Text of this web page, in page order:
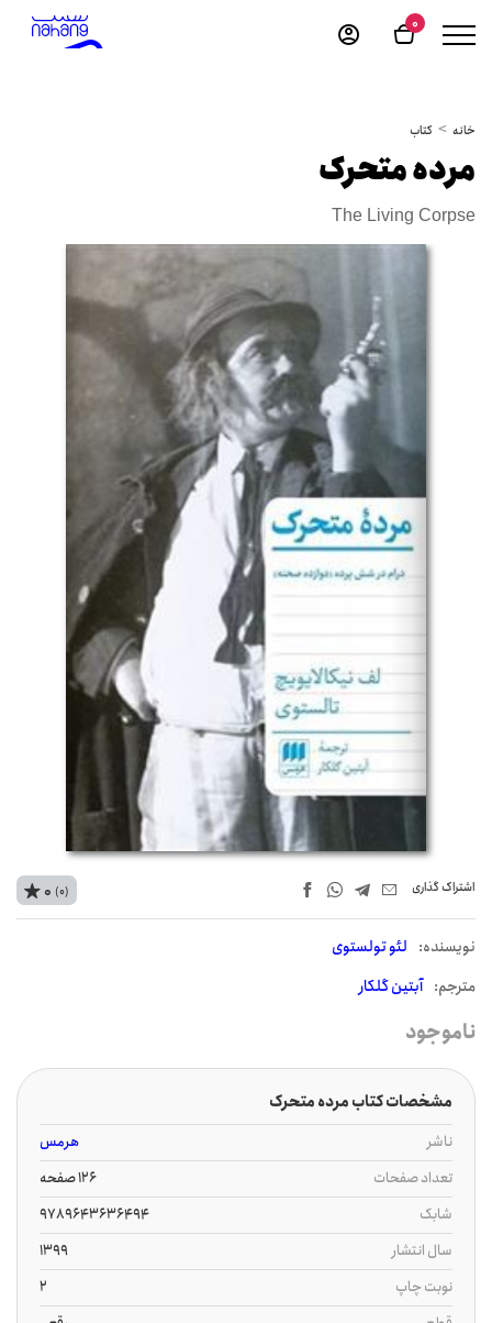
0
خانه کتاب
مرده متحرک
The Living Corpse
اشتراک‌ گذاری
نويسنده: لئو تولستوی
مترجم: آبتین گلکار
0 (0)
ناموجود
مشخصات کتاب مرده متحرک
ناشر
هرمس
تعداد صفحات
126 صفحه
شابک
9789643636494
سال انتشار
1399
نوبت چاپ
2